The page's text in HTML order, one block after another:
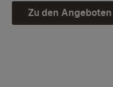
Zu den Angeboten